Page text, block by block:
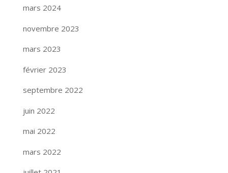
mars 2024
novembre 2023
mars 2023
février 2023
septembre 2022
juin 2022
mai 2022
mars 2022